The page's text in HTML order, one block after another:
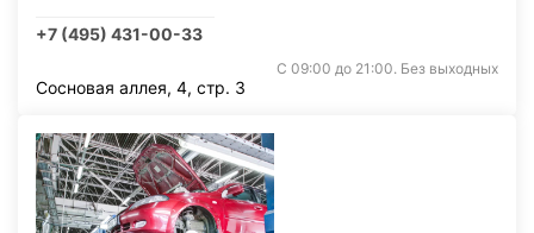
+7 (495) 431-00-33
С 09:00 до 21:00. Без выходных
Сосновая аллея, 4, стр. 3